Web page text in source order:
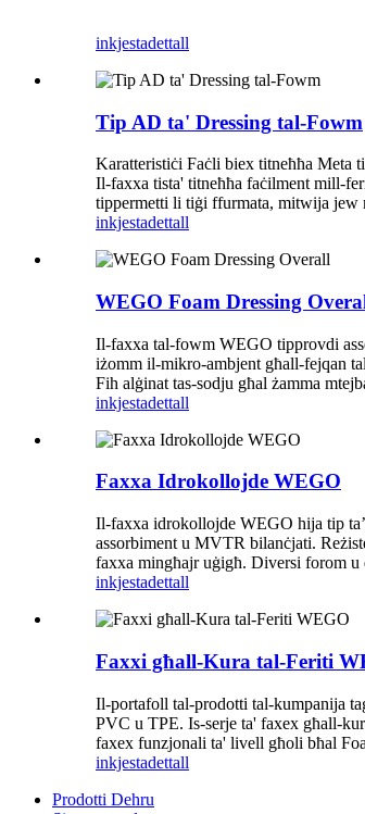
inkjestadettall
Tip AD ta' Dressing tal-Fowm
Karatteristiċi Faċli biex titneħħa Meta
Il-faxxa tista' titneħħa faċilment mill-
tippermetti li tiġi ffurmata, mitwija jew
inkjestadettall
WEGO Foam Dressing
Il-faxxa tal-fowm WEGO tipprovdi
iżomm il-mikro-ambjent għall-fejqan
Fih alġinat tas-sodju għal żamma
inkjestadettall
Faxxa Idrokollojde WEGO
Il-faxxa idrokollojde WEGO hija tip
assorbiment u MVTR bilanċjati.
faxxa mingħajr uġigħ. Diversi forom
inkjestadettall
Faxxi għall-Kura tal-Feriti
Il-portafoll tal-prodotti tal-kumpanija
PVC u TPE. Is-serje ta' faxex għall-
faxex funzjonali ta' livell għoli bħal
inkjestadettall
Prodotti Dehru